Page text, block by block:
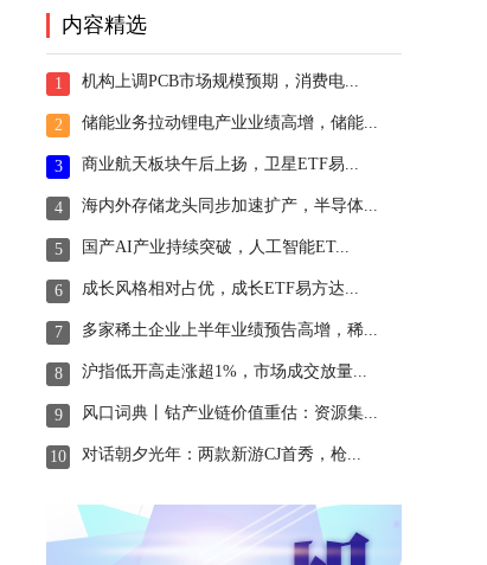
内容精选
1 机构上调PCB市场规模预期，消费电...
2 储能业务拉动锂电产业业绩高增，储能...
3 商业航天板块午后上扬，卫星ETF易...
4 海内外存储龙头同步加速扩产，半导体...
5 国产AI产业持续突破，人工智能ET...
6 成长风格相对占优，成长ETF易方达...
7 多家稀土企业上半年业绩预告高增，稀...
8 沪指低开高走涨超1%，市场成交放量...
9 风口词典丨钴产业链价值重估：资源集...
10 对话朝夕光年：两款新游CJ首秀，枪...